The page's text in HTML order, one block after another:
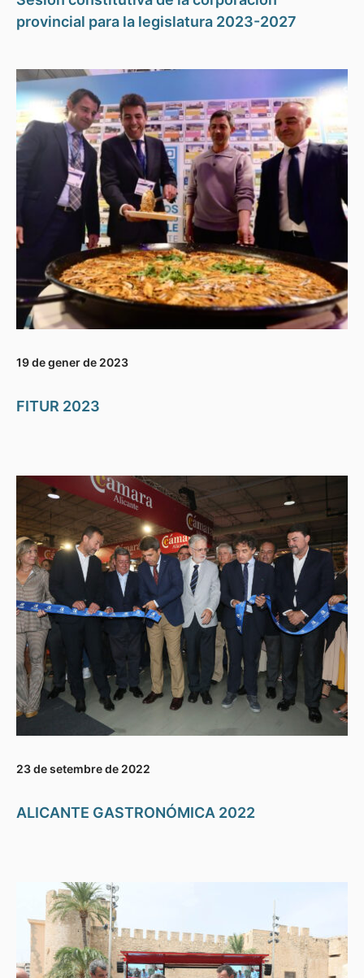
provincial para la legislatura 2023-2027
19 de gener de 2023
FITUR 2023
23 de setembre de 2022
ALICANTE GASTRONÓMICA 2022